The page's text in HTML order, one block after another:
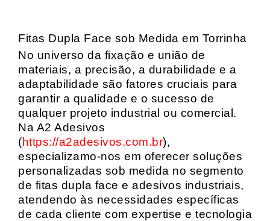
Fitas Dupla Face sob Medida em Torrinha
No universo da fixação e união de
materiais, a precisão, a durabilidade e a
adaptabilidade são fatores cruciais para
garantir a qualidade e o sucesso de
qualquer projeto industrial ou comercial.
Na A2 Adesivos
(https://a2adesivos.com.br),
especializamo-nos em oferecer soluções
personalizadas sob medida no segmento
de fitas dupla face e adesivos industriais,
atendendo às necessidades específicas
de cada cliente com expertise e tecnologia